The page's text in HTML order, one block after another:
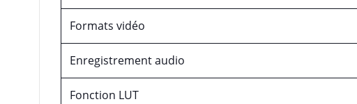
Formats vidéo
Enregistrement audio
Fonction LUT